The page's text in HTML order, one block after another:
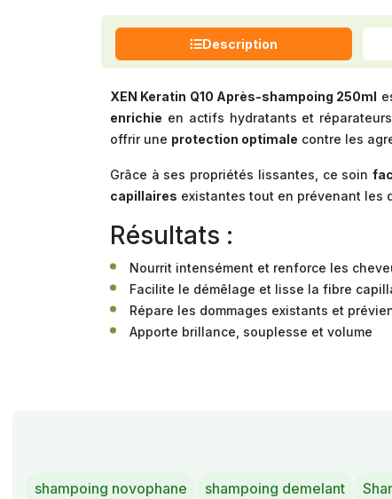
Description
XEN Keratin Q10 Après-shampoing 250ml
enrichie en actifs hydratants et
offrir une protection optimale contre les
Grâce à ses propriétés lissantes, ce soin
capillaires existantes tout en prévenant les
Résultats :
Nourrit intensément et renforce les
Facilite le démêlage et lisse la fibre
Répare les dommages existants et
Apporte brillance, souplesse et volume
shampoing novophane shampoing demelant